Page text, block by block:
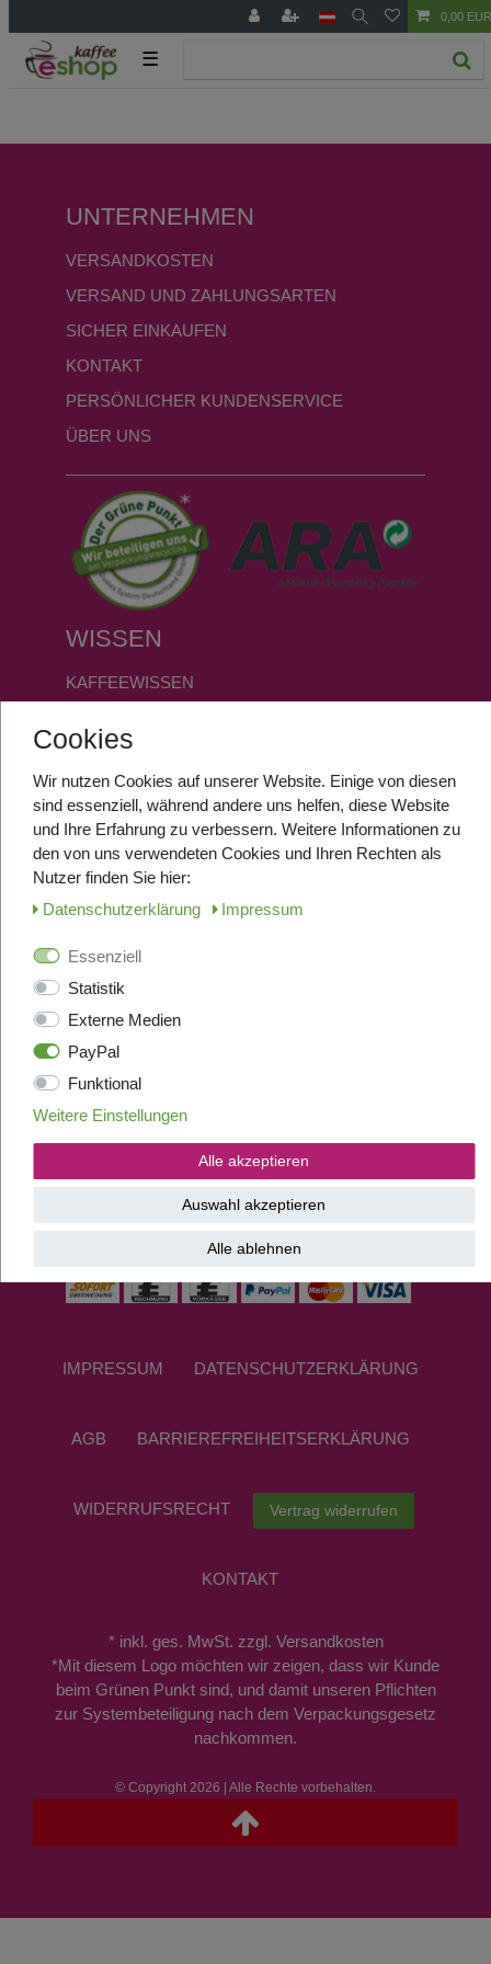
0,00 EUR
☰
UNTERNEHMEN
VERSANDKOSTEN
VERSAND UND ZAHLUNGSARTEN
SICHER EINKAUFEN
KONTAKT
PERSÖNLICHER KUNDENSERVICE
ÜBER UNS
WISSEN
KAFFEEWISSEN
GLOSSAR
SERVICE
ANMELDEN
REGISTRIEREN
SOCIALMEDIA
ZAHLUNGSANBIETER
IMPRESSUM DATEN­SCHUTZ­ERKLÄRUNG
AGB BARRIEREFREIHEITSERKLÄRUNG
WIDERRUFS­RECHT Vertrag widerrufen
KONTAKT
* inkl. ges. MwSt. zzgl. Versandkosten
*Mit diesem Logo möchten wir zeigen, dass wir Kunde
beim Grünen Punkt sind, und damit unseren Pflichten
zur Systembeteiligung nach dem Verpackungsgesetz
nachkommen.
© Copyright 2026 | Alle Rechte vorbehalten.
Cookies
Wir nutzen Cookies auf unserer Website. Einige von diesen
sind essenziell, während andere uns helfen, diese Website
und Ihre Erfahrung zu verbessern. Weitere Informationen zu
den von uns verwendeten Cookies und Ihren Rechten als
Nutzer finden Sie hier:
Daten­schutz­erklärung
Impressum
Essenziell
Statistik
Externe Medien
PayPal
Funktional
Weitere Einstellungen
Alle akzeptieren
Auswahl akzeptieren
Alle ablehnen